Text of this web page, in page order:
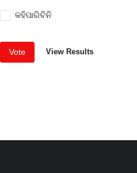
କହିପାରିବିନି
Vote View Results